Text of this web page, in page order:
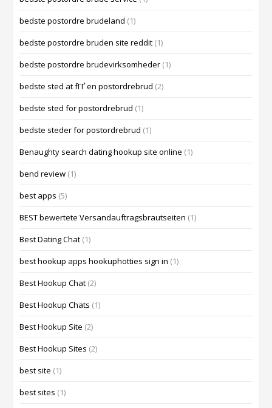
bedste postordre brudeland (1)
bedste postordre bruden site reddit (1)
bedste postordre brudevirksomheder (1)
bedste sted at fГҐ en postordrebrud (2)
bedste sted for postordrebrud (1)
bedste steder for postordrebrud (1)
Benaughty search dating hookup site online (1)
bend review (1)
best apps (5)
BEST bewertete Versandauftragsbrautseiten (1)
Best Dating Chat (1)
best hookup apps hookuphotties sign in (1)
Best Hookup Chat (2)
Best Hookup Chats (1)
Best Hookup Site (2)
Best Hookup Sites (2)
best site (1)
best sites (1)